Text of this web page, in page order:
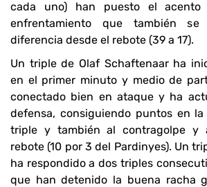
cada uno) han puesto el
enfrentamiento que también
diferencia desde el rebote (39 a 17).
Un triple de Olaf Schaftenaar ha
en el primer minuto y medio de
conectado bien en ataque y ha
defensa, consiguiendo puntos en
triple y también al contragolpe y
rebote (10 por 3 del Pardinyes). Un
ha respondido a dos triples
que han detenido la buena racha